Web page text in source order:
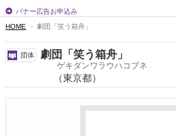
e
n
a
v
i
a
t
バナー広告お申込み
HOME 劇団「笑う箱舟」
団体 劇団「笑う箱舟」
ゲキダンワラウハコブネ
（東京都）